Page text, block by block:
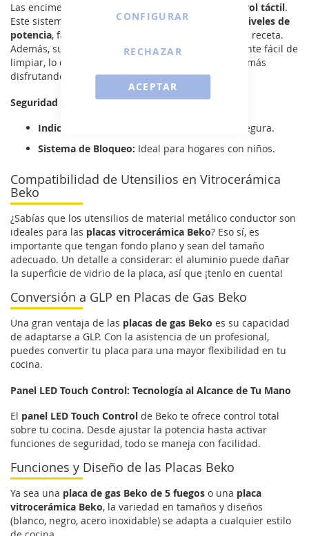
ACEPTAR
CONFIGURAR
RECHAZAR
Las encimeras Beko destacan por su placa de control táctil.
Este sistema intuitivo permite seleccionar entre
9 niveles de
potencia, facilitando una cocción precisa para cada receta.
Además, su
panel de mandos táctil es increíblemente fácil de
limpiar, lo que significa menos tiempo limpiando y más
disfrutando de tus platos.
Seguridad y Eficiencia
Indicadores de Calor:
Para una cocina más segura.
Sistema de Bloqueo: Ideal para hogares con niños.
Compatibilidad de Utensilios en Vitrocerámica
Beko
¿Sabías que los utensilios de material metálico conductor son
ideales para las placas vitrocerámica Beko? Eso sí, es
importante que tengan fondo plano y sean del tamaño
adecuado. Un detalle a considerar: el aluminio puede dañar
la superficie de vidrio de la placa, así que ¡tenlo en cuenta!
Conversión a GLP en Placas de Gas Beko
Una gran ventaja de las placas de gas Beko es su capacidad
de adaptarse a GLP. Con la asistencia de un profesional,
puedes convertir tu placa para una mayor flexibilidad en tu
cocina.
Panel LED Touch Control: Tecnología al Alcance de Tu Mano
El panel LED Touch Control de Beko te ofrece control total
sobre tu cocina. Desde ajustar la potencia hasta activar
funciones de seguridad, todo se maneja con facilidad.
Funciones y Diseño de las Placas Beko
Ya sea una placa de gas Beko de 5 fuegos o una placa
vitrocerámica Beko, la variedad en tamaños y diseños
(blanco, negro, acero inoxidable) se adapta a cualquier estilo